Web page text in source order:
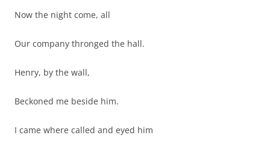
Now the night come, all
Our company thronged the hall.
Henry, by the wall,
Beckoned me beside him.
I came where called and eyed him